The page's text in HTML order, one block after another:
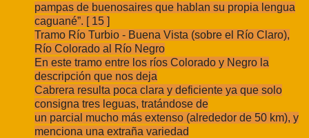
pampas de buenosaires que hablan su propia lengua
caguané”. [ 15 ]
Tramo Río Turbio - Buena Vista (sobre el Río Claro),
Río Colorado al Río Negro
En este tramo entre los ríos Colorado y Negro la
descripción que nos deja
Cabrera resulta poca clara y deficiente ya que solo
consigna tres leguas, tratándose de
un parcial mucho más extenso (alrededor de 50 km), y
menciona una extraña variedad